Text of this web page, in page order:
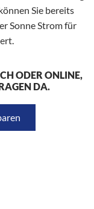
Sie bereits
Sonne Strom für
ODER ONLINE,
DA.